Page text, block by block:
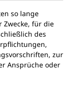
so lange
Zwecke, für die
des
zur
Ansprüche oder